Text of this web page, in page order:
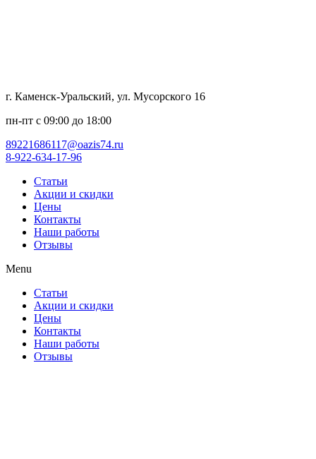
г. Каменск-Уральский, ул. Мусорского 16
пн-пт с 09:00 до 18:00
89221686117@oazis74.ru
8-922-634-17-96
Статьи
Акции и скидки
Цены
Контакты
Наши работы
Отзывы
Menu
Статьи
Акции и скидки
Цены
Контакты
Наши работы
Отзывы